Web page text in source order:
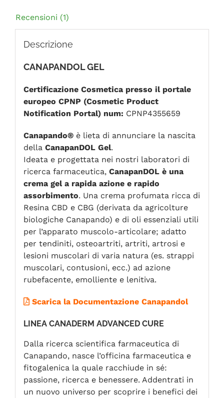
Recensioni (1)
Descrizione
CANAPANDOL GEL
Certificazione Cosmetica presso il portale
europeo CPNP (Cosmetic Product
Notification Portal) num: CPNP4355659
Canapando®è lieta di annunciare la nascita
della CanapanDOL Gel.
Ideata e progettata nei nostri laboratori di
ricerca farmaceutica, CanapanDOL è una
crema gel a rapida azione e rapido
assorbimento. Una crema profumata ricca di
Resina CBD e CBG (derivata da agricolture
biologiche Canapando) e di oli essenziali utili
per l’apparato muscolo-articolare; adatto
per tendiniti, osteoartriti, artriti, artrosi e
lesioni muscolari di varia natura (es. strappi
muscolari, contusioni, ecc.) ad azione
rubefacente, emolliente e lenitiva.
Scarica la Documentazione Canapandol
LINEA CANADERM ADVANCED CURE
Dalla ricerca scientifica farmaceutica di
Canapando, nasce l’officina farmaceutica e
fitogalenica la quale racchiude in sé:
passione, ricerca e benessere. Addentrati in
un nuovo universo per scoprire i benefici dei